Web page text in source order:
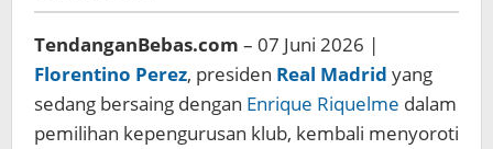
Kontestasi
Presiden
Real
Madrid
TendanganBebas.com – 07 Juni 2026 |
Florentino Perez, presiden Real Madrid yang
sedang bersaing dengan Enrique Riquelme dalam
pemilihan kepengurusan klub, kembali menyoroti